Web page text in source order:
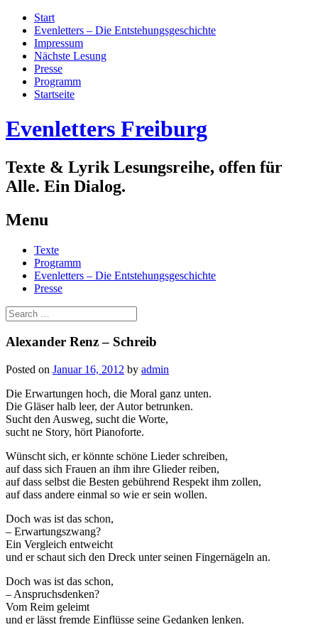
Start
Evenletters – Die Entstehungsgeschichte
Impressum
Nächste Lesung
Presse
Programm
Startseite
Evenletters Freiburg
Texte & Lyrik Lesungsreihe, offen für
Alle. Ein Dialog.
Menu
Skip
content
Texte
Programm
Evenletters – Die Entstehungsgeschichte
Presse
Search
for:
Alexander Renz – Schreib
Posted on Januar 16, 2012 by admin
Die Erwartungen hoch, die Moral ganz unten.
Die Gläser halb leer, der Autor betrunken.
Sucht den Ausweg, sucht die Worte,
sucht ne Story, hört Pianoforte.
Wünscht sich, er könnte schöne Lieder schreiben,
auf dass sich Frauen an ihm ihre Glieder reiben,
auf dass selbst die Besten gebührend Respekt ihm zollen,
auf dass andere einmal so wie er sein wollen.
Doch was ist das schon,
– Erwartungszwang?
Ein Vergleich entweicht
und er schaut sich den Dreck unter seinen Fingernägeln an.
Doch was ist das schon,
– Anspruchsdenken?
Vom Reim geleimt
und er lässt fremde Einflüsse seine Gedanken lenken.